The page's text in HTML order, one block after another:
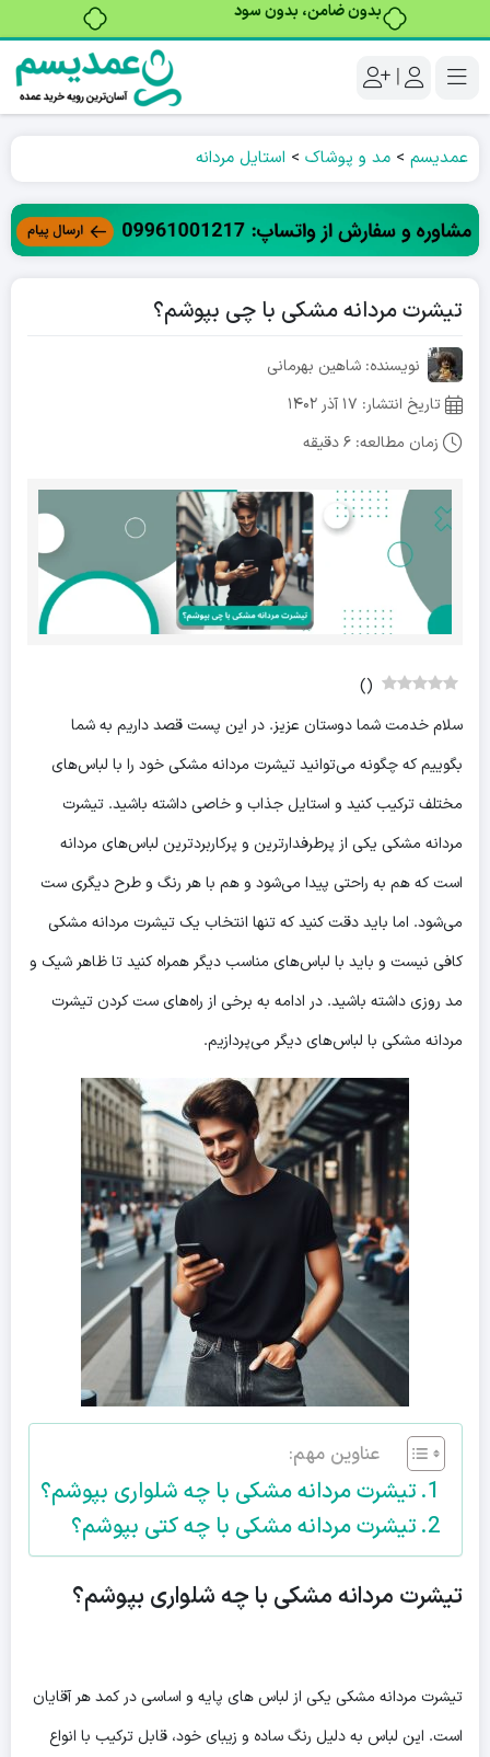
بدون ضامن، بدون سود
|
عمدیسم > مد و پوشاک > استایل مردانه
تیشرت مردانه مشکی با چی بپوشم؟
نویسنده: شاهین بهرمانی
تاریخ انتشار: ۱۷ آذر ۱۴۰۲
زمان مطالعه: 6 دقیقه
(
)
سلام خدمت شما دوستان عزیز. در این پست قصد داریم به شما
بگوییم که چگونه می‌توانید تیشرت مردانه مشکی خود را با لباس‌های
مختلف ترکیب کنید و استایل جذاب و خاصی داشته باشید. تیشرت
مردانه مشکی یکی از پرطرفدارترین و پرکاربردترین لباس‌های مردانه
است که هم به راحتی پیدا می‌شود و هم با هر رنگ و طرح دیگری ست
می‌شود. اما باید دقت کنید که تنها انتخاب یک تیشرت مردانه مشکی
کافی نیست و باید با لباس‌های مناسب دیگر همراه کنید تا ظاهر شیک و
مد روزی داشته باشید. در ادامه به برخی از راه‌های ست کردن تیشرت
مردانه مشکی با لباس‌های دیگر می‌پردازیم.
عناوین مهم:
تیشرت مردانه مشکی با چه شلواری بپوشم؟
تیشرت مردانه مشکی با چه کتی بپوشم؟
تیشرت مردانه مشکی با چه شلواری بپوشم؟
تیشرت مردانه مشکی یکی از لباس های پایه و اساسی در کمد هر آقایان
است. این لباس به دلیل رنگ ساده و زیبای خود، قابل ترکیب با انواع